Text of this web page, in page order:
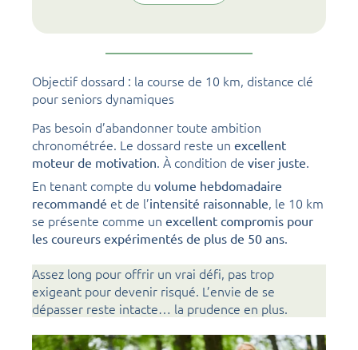
Objectif dossard : la course de 10 km, distance clé
pour seniors dynamiques
Pas besoin d’abandonner toute ambition
chronométrée. Le dossard reste un excellent
moteur de motivation. À condition de viser juste.
En tenant compte du volume hebdomadaire
recommandé et de l’intensité raisonnable, le 10 km
se présente comme un excellent compromis pour
les coureurs expérimentés de plus de 50 ans.
Assez long pour offrir un vrai défi, pas trop
exigeant pour devenir risqué. L’envie de se
dépasser reste intacte… la prudence en plus.